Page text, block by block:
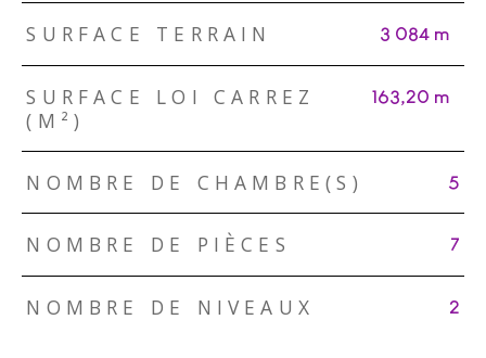
SURFACE TERRAIN 3 084 m²
SURFACE LOI CARREZ
(M²)
163,20 m²
NOMBRE DE CHAMBRE(S) 5
NOMBRE DE PIÈCES 7
NOMBRE DE NIVEAUX 2